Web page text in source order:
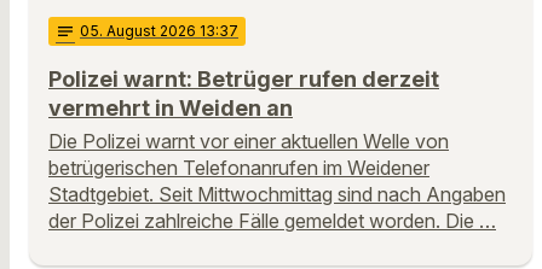
notes 05. August 2026 13:37
Polizei warnt: Betrüger rufen derzeit
vermehrt in Weiden an
Die Polizei warnt vor einer aktuellen Welle von
betrügerischen Telefonanrufen im Weidener
Stadtgebiet. Seit Mittwochmittag sind nach Angaben
der Polizei zahlreiche Fälle gemeldet worden. Die …